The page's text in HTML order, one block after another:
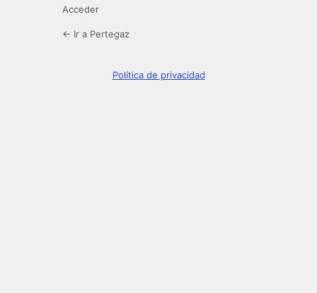
Acceder
← Ir a Pertegaz
Política de privacidad